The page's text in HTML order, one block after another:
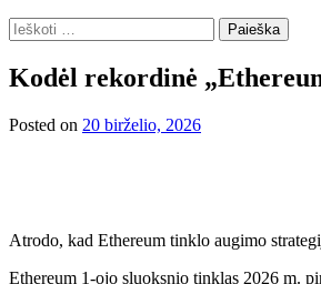
Ieškoti:
Kodėl rekordinė
Posted on 20 birželio, 2026
Atrodo, kad Ethereum tinklo augimo
Ethereum 1-ojo sluoksnio tinklas 2026 m.